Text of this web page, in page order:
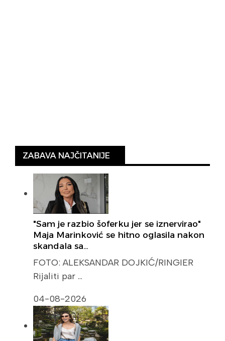
ZABAVA NAJČITANIJE
"Sam je razbio šoferku jer se iznervirao"
Maja Marinković se hitno oglasila nakon
skandala sa…
FOTO: ALEKSANDAR DOJKIĆ/RINGIER
Rijaliti par …
04-08-2026